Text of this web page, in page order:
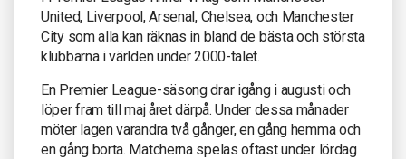
United, Liverpool, Arsenal, Chelsea, och Manchester
City som alla kan räknas in bland de bästa och största
klubbarna i världen under 2000-talet.
En Premier League-säsong drar igång i augusti och
löper fram till maj året därpå. Under dessa månader
möter lagen varandra två gånger, en gång hemma och
en gång borta. Matcherna spelas oftast under lördag